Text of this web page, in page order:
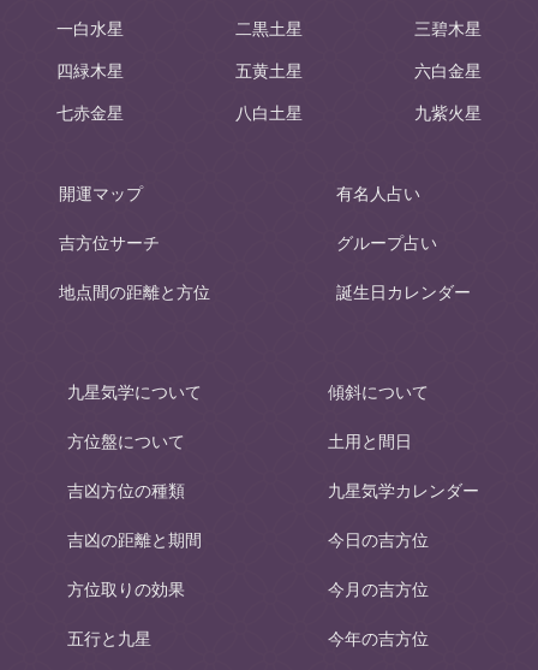
一白水星 二黒土星 三碧木星
四緑木星 五黄土星 六白金星
七赤金星 八白土星 九紫火星
開運マップ
吉方位サーチ
地点間の距離と方位
有名人占い
グループ占い
誕生日カレンダー
九星気学について
方位盤について
吉凶方位の種類
吉凶の距離と期間
方位取りの効果
五行と九星
傾斜について
土用と間日
九星気学カレンダー
今日の吉方位
今月の吉方位
今年の吉方位